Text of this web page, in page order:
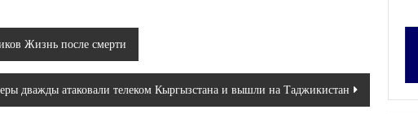
Жизнь после смерти
дважды атаковали телеком Кыргызстана и вышли на Таджикистан